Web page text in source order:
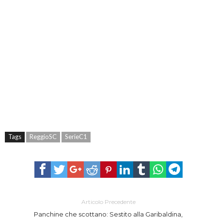
Tags ReggioSC SerieC1
Articolo Precedente
Panchine che scottano: Sestito alla Garibaldina,